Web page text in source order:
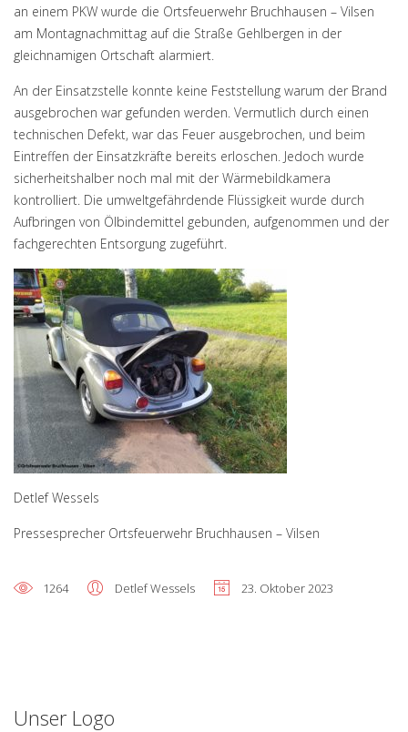
an einem PKW wurde die Ortsfeuerwehr Bruchhausen – Vilsen
am Montagnachmittag auf die Straße Gehlbergen in der
gleichnamigen Ortschaft alarmiert.
An der Einsatzstelle konnte keine Feststellung warum der Brand
ausgebrochen war gefunden werden. Vermutlich durch einen
technischen Defekt, war das Feuer ausgebrochen, und beim
Eintreffen der Einsatzkräfte bereits erloschen. Jedoch wurde
sicherheitshalber noch mal mit der Wärmebildkamera
kontrolliert. Die umweltgefährdende Flüssigkeit wurde durch
Aufbringen von Ölbindemittel gebunden, aufgenommen und der
fachgerechten Entsorgung zugeführt.
Detlef Wessels
Pressesprecher Ortsfeuerwehr Bruchhausen – Vilsen
1264 Detlef Wessels 23. Oktober 2023
Unser Logo